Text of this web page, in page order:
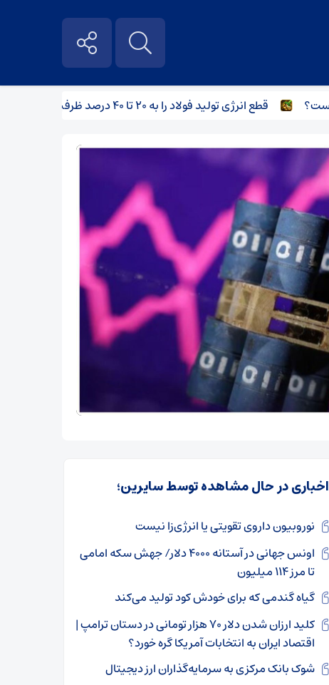
قطع انرژی تولید فولاد را به ۲۰ تا ۴۰ درصد ظرفیت تولید رساند
اخباری در حال مشاهده توسط سایرین؛
نوروبیون داروی تقویتی یا انرژی‌زا نیست
اونس جهانی در آستانه ۴۰۰۰ دلار/ جهش سکه امامی
تا مرز ۱۱۴ میلیون
گیاه گندمی که برای خودش کود تولید می‌کند
کلید ارزان شدن دلار ۷۰ هزار تومانی در دستان ترامپ |
اقتصاد ایران به انتخابات آمریکا گره خورد؟
شوک بانک مرکزی به سرمایه‌گذاران ارز دیجیتال